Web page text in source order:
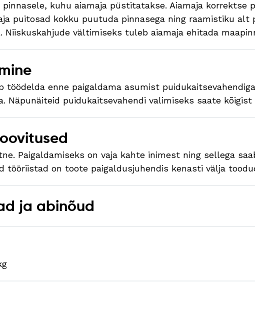
kuhu aiamaja püstitatakse. Aiamaja korrektse
puitosad kokku puutuda pinnasega ning raamistiku alt
Niiskuskahjude vältimiseks tuleb aiamaja ehitada
enne paigaldama asumist
Näpunäiteid puidukaitsevahendi valimiseks saate
Paigaldamiseks on vaja kahte inimest ning sellega
tööriistad on toote paigaldusjuhendis kenasti välja
ja abinõud